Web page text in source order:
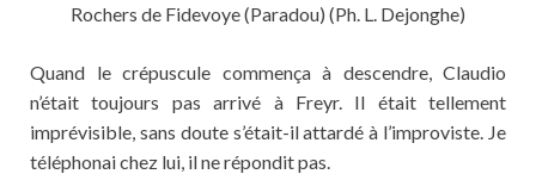
Rochers de Fidevoye (Paradou) (Ph. L. Dejonghe)
Quand le crépuscule commença à descendre, Claudio
n’était toujours pas arrivé à Freyr. Il était tellement
imprévisible, sans doute s’était-il attardé à l’improviste. Je
téléphonai chez lui, il ne répondit pas.